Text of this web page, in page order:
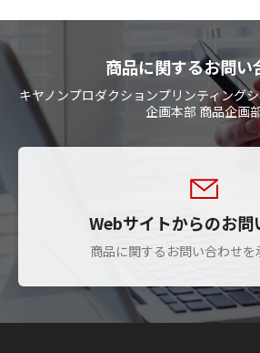
商品に関するお問い
キヤノンプロダクションプリンティング
企画本部 商品企画
Webサイトからのお問
商品に関するお問い合わせを